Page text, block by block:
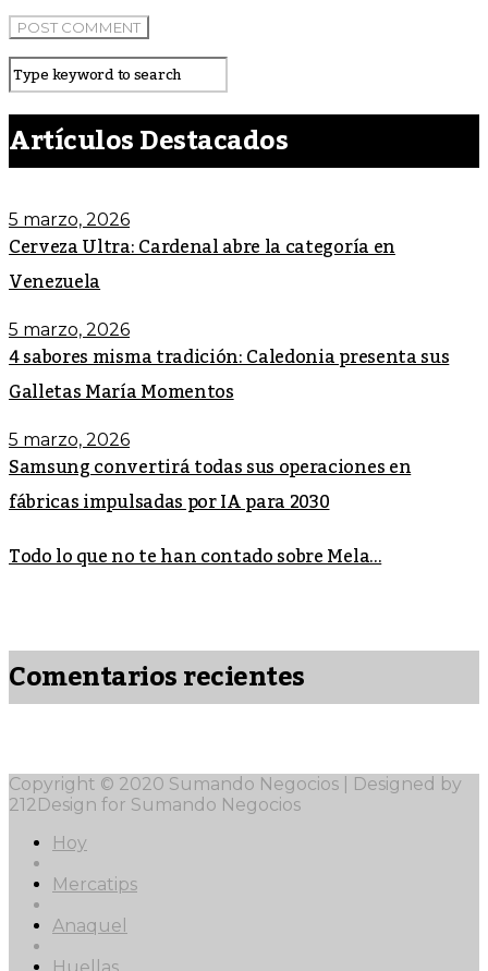
Artículos Destacados
5 marzo, 2026
Cerveza Ultra: Cardenal abre la categoría en
Venezuela
5 marzo, 2026
4 sabores misma tradición: Caledonia presenta sus
Galletas María Momentos
5 marzo, 2026
Samsung convertirá todas sus operaciones en
fábricas impulsadas por IA para 2030
Todo lo que no te han contado sobre Mela...
Comentarios recientes
Copyright © 2020 Sumando Negocios | Designed by
212Design for Sumando Negocios
Hoy
Mercatips
Anaquel